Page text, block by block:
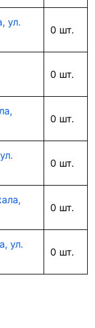
ул.
0 шт.
0 шт.
0 шт.
0 шт.
0 шт.
ул.
0 шт.